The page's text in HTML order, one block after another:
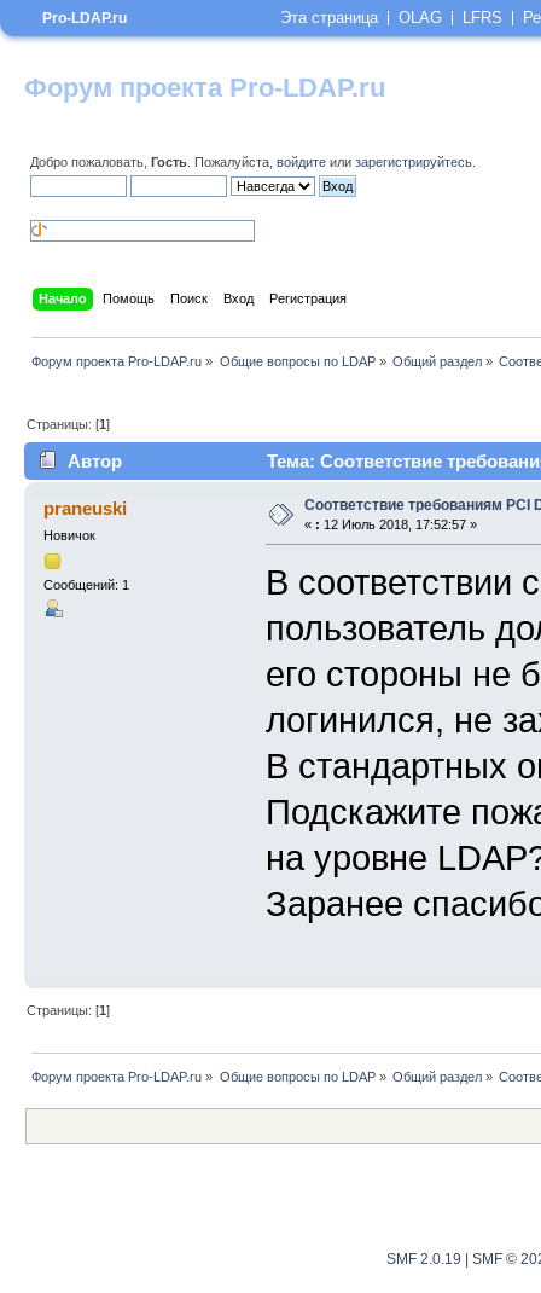
Форум проекта Pro-LDAP.ru
Добро пожаловать, Гость . Пожалуйста, войдите или зарегистрируйтесь
Начало Помощь Поиск Вход Регистрация
Форум проекта Pro-LDAP.ru » Общие вопросы по LDAP» Общий раздел»
Страницы: [1]
Автор Тема: Соответствие
praneuski
Новичок
Сообщений: 1
Соответствие требованиям PCI
« : 12 Июль 2018, 17:52:57 »
В соответствии
пользователь
его стороны не
логинился, не
В стандартных
Подскажите
на уровне
Заранее
Страницы: [1]
Форум проекта Pro-LDAP.ru » Общие вопросы по LDAP» Общий раздел»
SMF 2.0.19 SMF ©
Pro-LDAP.ru Эта страница OLAG LFRS